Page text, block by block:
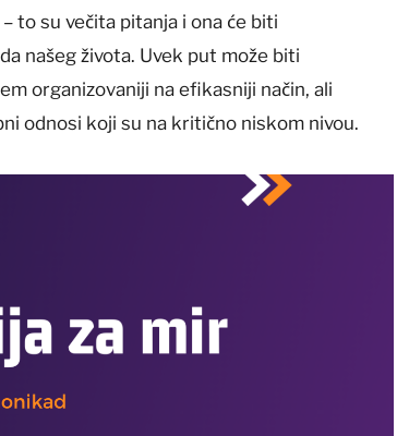
to su večita pitanja i ona će biti
našeg života. Uvek put može biti
organizovaniji na efikasniji način, ali
odnosi koji su na kritično niskom nivou.